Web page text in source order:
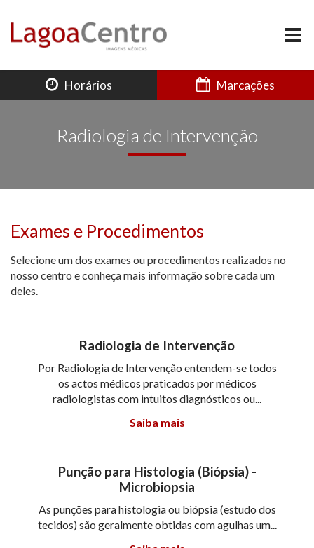
Radiologia de Intervenção
Horários Marcações
Exames e Procedimentos
Selecione um dos exames ou procedimentos realizados no
nosso centro e conheça mais informação sobre cada um
deles.
Radiologia de Intervenção
Por Radiologia de Intervenção entendem-se todos
os actos médicos praticados por médicos
radiologistas com intuitos diagnósticos ou...
Saiba mais
Punção para Histologia (Biópsia) -
Microbiopsia
As punções para histologia ou biópsia (estudo dos
tecidos) são geralmente obtidas com agulhas um...